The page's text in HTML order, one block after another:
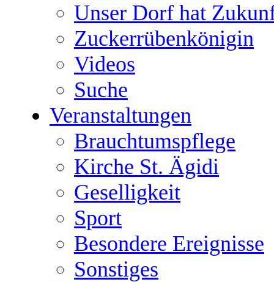
Unser Dorf hat
Zuckerrübenkönigin
Videos
Suche
Veranstaltungen
Brauchtumspflege
Kirche St. Ägidi
Geselligkeit
Sport
Besondere Ereignisse
Sonstiges